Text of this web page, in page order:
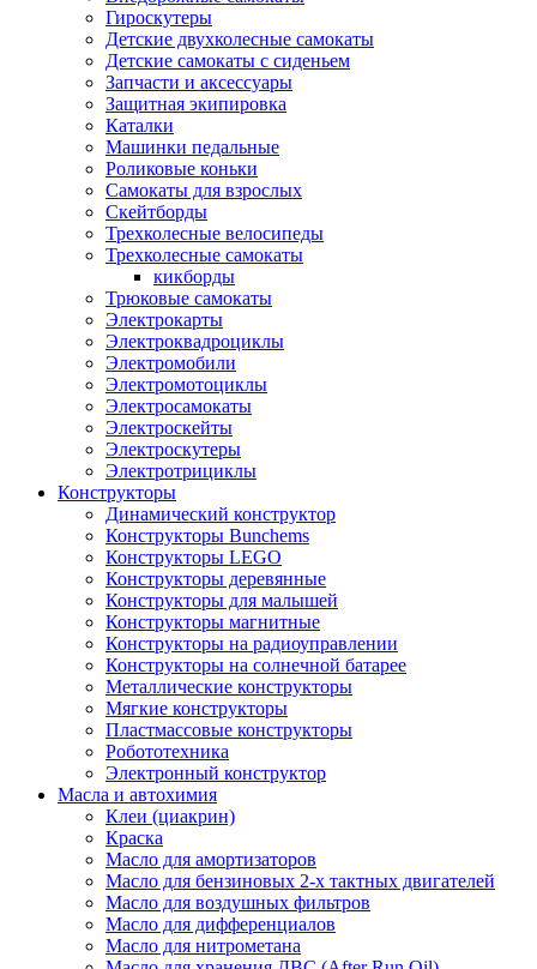
Гироскутеры
Детские двухколесные самокаты
Детские самокаты с сиденьем
Запчасти и аксессуары
Защитная экипировка
Каталки
Машинки педальные
Роликовые коньки
Самокаты для взрослых
Скейтборды
Трехколесные велосипеды
Трехколесные самокаты
кикборды
Трюковые самокаты
Электрокарты
Электроквадроциклы
Электромобили
Электромотоциклы
Электросамокаты
Электроскейты
Электроскутеры
Электротрициклы
Конструкторы
Динамический конструктор
Конструкторы Bunchems
Конструкторы LEGO
Конструкторы деревянные
Конструкторы для малышей
Конструкторы магнитные
Конструкторы на радиоуправлении
Конструкторы на солнечной батарее
Металлические конструкторы
Мягкие конструкторы
Пластмассовые конструкторы
Робототехника
Электронный конструктор
Масла и автохимия
Клеи (циакрин)
Краска
Масло для амортизаторов
Масло для бензиновых 2-х тактных двигателей
Масло для воздушных фильтров
Масло для дифференциалов
Масло для нитрометана